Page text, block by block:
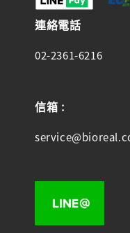
連絡電話
02-2361-6216
信箱 :